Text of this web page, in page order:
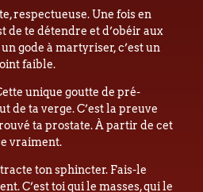
respectueuse. Une fois en
de te détendre et d’obéir aux
un gode à martyriser, c’est un
faible.
unique goutte de pré-
de ta verge. C’est la preuve
ta prostate. À partir de cet
vraiment.
ton sphincter. Fais-le
C’est toi qui le masses, qui le